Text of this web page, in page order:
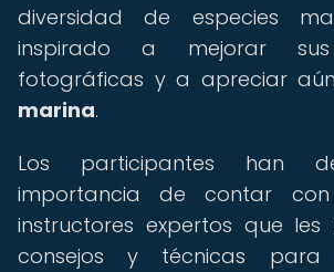
diversidad de especies
inspirado a mejorar sus
fotográficas y a apreciar
marina.
Los participantes han
importancia de contar
instructores expertos que
consejos y técnicas para